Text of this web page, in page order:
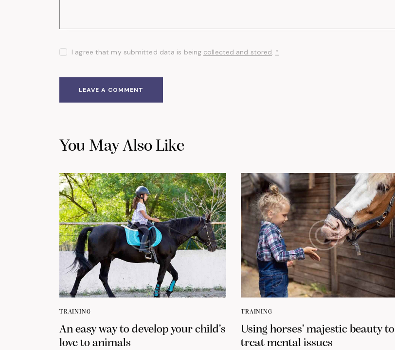
I agree that my submitted data is being collected and stored. *
You May Also Like
TRAINING
An easy way to develop your child’s
love to animals
TRAINING
Using horses’ majestic beauty to
treat mental issues